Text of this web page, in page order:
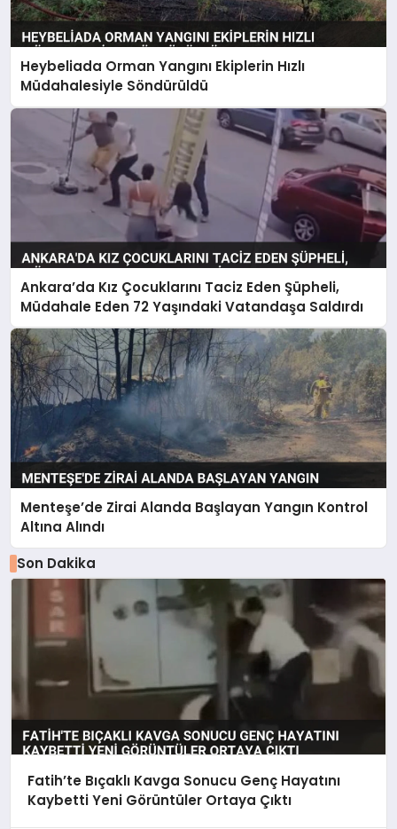
Heybeliada Orman Yangını Ekiplerin Hızlı
Müdahalesiyle Söndürüldü
Ankara’da Kız Çocuklarını Taciz Eden Şüpheli,
Müdahale Eden 72 Yaşındaki Vatandaşa Saldırdı
Menteşe’de Zirai Alanda Başlayan Yangın Kontrol
Altına Alındı
Son Dakika
Fatih’te Bıçaklı Kavga Sonucu Genç Hayatını
Kaybetti Yeni Görüntüler Ortaya Çıktı